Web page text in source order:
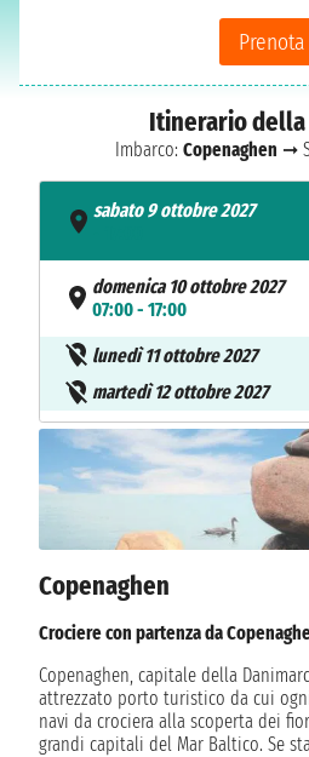
Prenota
Itinerario
Imbarco: Copenaghen ➞
sabato 9 ottobre 2027
domenica 10 ottobre 2027
07:00 - 17:00
lunedì 11 ottobre 2027
martedì 12 ottobre 2027
mercoledì 13 ottobre 2027
09:00 - 18:00
giovedì 14 ottobre 2027
venerdì 15 ottobre 2027
08:00 - 18:00
sabato 16 ottobre 2027
lunedì 18 ottobre 2027
08:00 - 18:00
Copenaghen
Crociere con partenza da
Copenaghen, capitale della
attrezzato porto turistico da cui
navi da crociera alla scoperta dei
grandi capitali del Mar Baltico. Se